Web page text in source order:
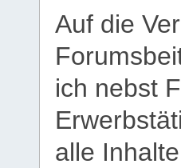
Auf die
ich nebst
alle